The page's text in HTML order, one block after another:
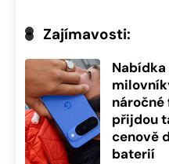
Zajímavosti:
náročné
přijdou
cenově
baterií